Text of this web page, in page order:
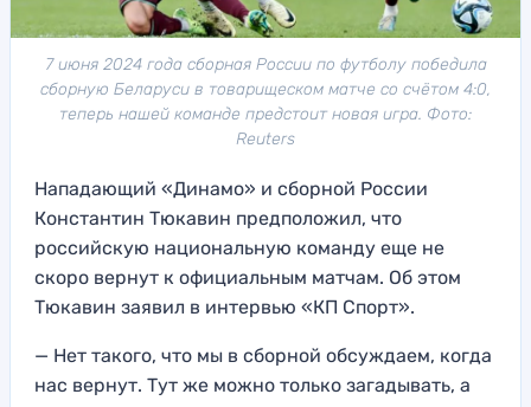
7 июня 2024 года сборная России по футболу победила
сборную Беларуси в товарищеском матче со счётом 4:0,
теперь нашей команде предстоит новая игра. Фото:
Reuters
Нападающий «Динамо» и сборной России
Константин Тюкавин предположил, что
российскую национальную команду еще не
скоро вернут к официальным матчам. Об этом
Тюкавин заявил в интервью «КП Спорт».
— Нет такого, что мы в сборной обсуждаем, когда
нас вернут. Тут же можно только загадывать, а